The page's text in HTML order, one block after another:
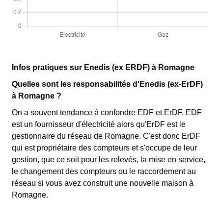
Infos pratiques sur Enedis (ex ERDF) à Romagne
Quelles sont les responsabilités d'Enedis (ex-ErDF)
à Romagne ?
On a souvent tendance à confondre EDF et ErDF. EDF
est un fournisseur d'électricité alors qu'ErDF est le
gestionnaire du réseau de Romagne. C'est donc ErDF
qui est propriétaire des compteurs et s'occupe de leur
gestion, que ce soit pour les relevés, la mise en service,
le changement des compteurs ou le raccordement au
réseau si vous avez construit une nouvelle maison à
Romagne.